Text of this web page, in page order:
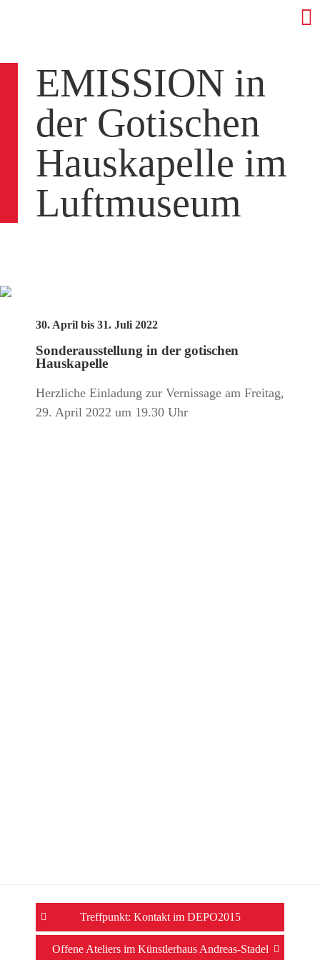
EMISSION in
der Gotischen
Hauskapelle im
Luftmuseum
30. April bis 31. Juli 2022
Sonderausstellung in der gotischen
Hauskapelle
Herzliche Einladung zur Vernissage am Freitag,
29. April 2022 um 19.30 Uhr
Beitrags-
Navigation
Treffpunkt: Kontakt im DEPO2015
Offene Ateliers im Künstlerhaus Andreas-Stadel